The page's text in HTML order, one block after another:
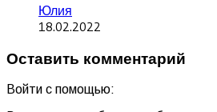
Юлия
18.02.2022
Оставить комментарий
Войти с помощью: